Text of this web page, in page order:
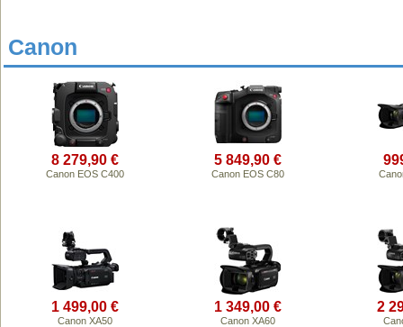
Canon
8 279,90 €
Canon EOS C400
5 849,90 €
Canon EOS C80
1 499,00 €
Canon XA50
1 349,00 €
Canon XA60
2